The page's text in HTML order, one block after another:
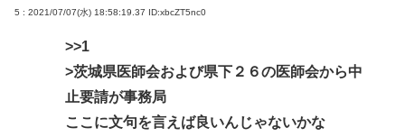
5 : 2021/07/07(水) 18:58:19.37 ID:xbcZT5nc0
>>1
>茨城県医師会および県下２６の医師会から中
止要請が事務局
ここに文句を言えば良いんじゃないかな